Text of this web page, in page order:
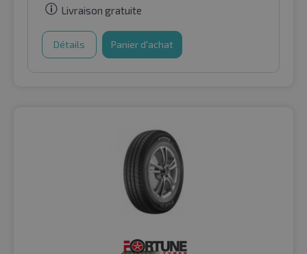
Livraison gratuite
Détails Panier d'achat